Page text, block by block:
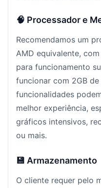
🧠 Processador e
Recomendamos um
AMD equivalente,
para funcionamento
funcionar com 2GB de
funcionalidades
melhor experiência,
gráficos intensivos,
ou mais.
💾 Armazenamento
O cliente requer pelo